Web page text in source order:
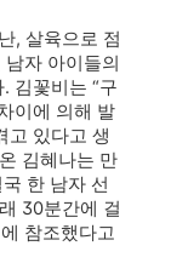
, 살육으로 점
자 아이들의
김꽃비는 “구
이에 의해 발
고 있다고 생
김혜나는 만
한 남자 선
30분간에 걸
참조했다고